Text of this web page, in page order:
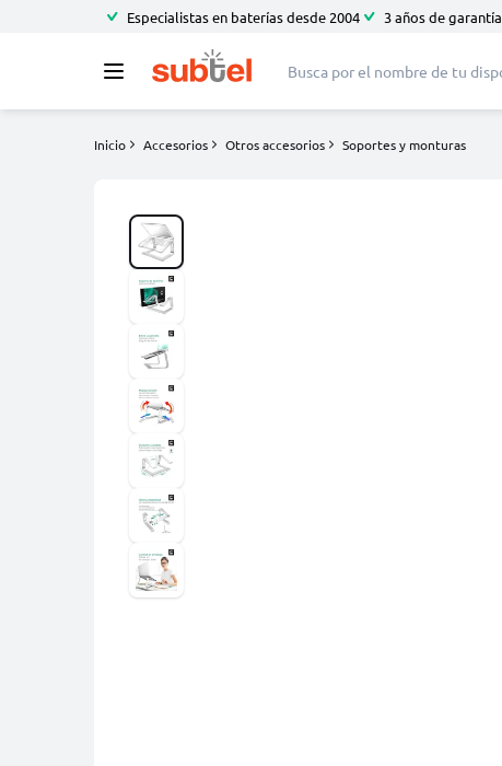
Especialistas en baterías desde 2004 3 años de garantía
Inicio Accesorios Otros accesorios Soportes y monturas